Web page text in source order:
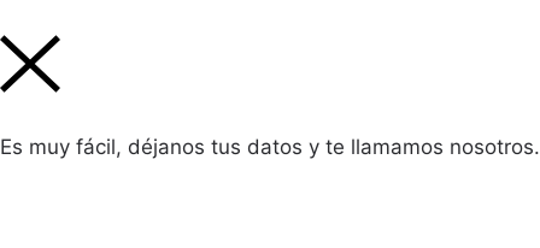
Es muy fácil, déjanos tus datos y te llamamos nosotros.